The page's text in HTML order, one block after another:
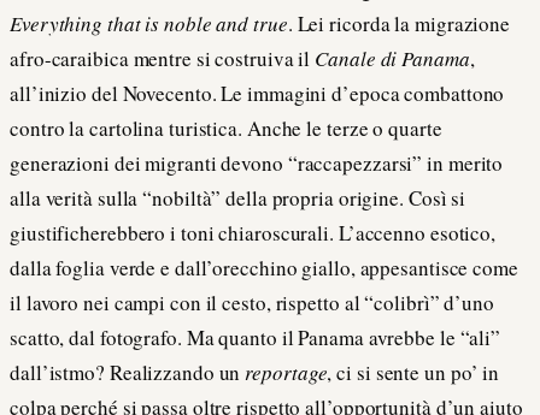
Everything that is noble and true. Lei ricorda la migrazione
afro-caraibica mentre si costruiva il Canale di Panama,
all’inizio del Novecento. Le immagini d’epoca combattono
contro la cartolina turistica. Anche le terze o quarte
generazioni dei migranti devono “raccapezzarsi” in merito
alla verità sulla “nobiltà” della propria origine. Così si
giustificherebbero i toni chiaroscurali. L’accenno esotico,
dalla foglia verde e dall’orecchino giallo, appesantisce come
il lavoro nei campi con il cesto, rispetto al “colibrì” d’uno
scatto, dal fotografo. Ma quanto il Panama avrebbe le “ali”
dall’istmo? Realizzando unreportage, ci si sente un po’ in
colpa perché si passa oltre rispetto all’opportunità d’un aiuto